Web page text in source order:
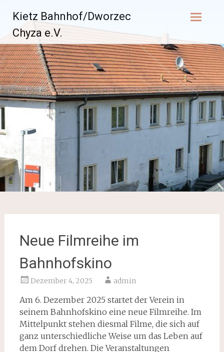
Inhalt
springen
Kietz Bahnhof/Dworzec
Chyza e.V.
Neue Filmreihe im
Bahnhofskino
Dezember 4, 2025 admin
Am 6. Dezember 2025 startet der Verein in
seinem Bahnhofskino eine neue Filmreihe. Im
Mittelpunkt stehen diesmal Filme, die sich auf
ganz unterschiedliche Weise um das Leben auf
dem Dorf drehen. Die Veranstaltungen